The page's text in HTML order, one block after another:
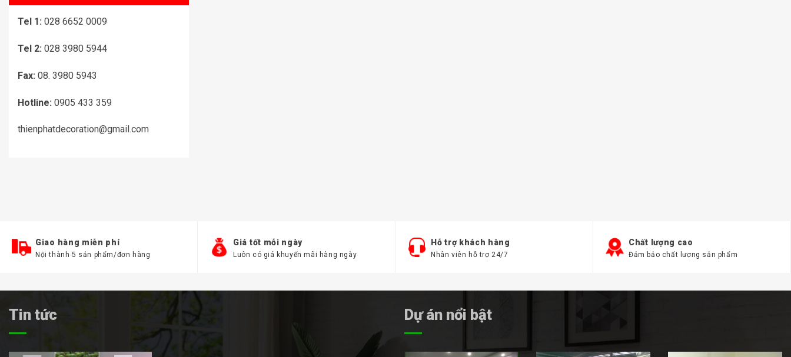
Tel 1: 028 6652 0009
Tel 2: 028 3980 5944
Fax: 08. 3980 5943
Hotline: 0905 433 359
thienphatdecoration@gmail.com
Giao hàng miễn phí
Nội thành 5 sản phẩm/đơn hàng
Giá tốt mỗi ngày
Luôn có giá khuyến mãi hàng ngày
Hỗ trợ khách hàng
Nhân viên hỗ trợ 24/7
Chất lượng cao
Đảm bảo chất lượng sản phẩm
Tin tức Dự án nổi bật